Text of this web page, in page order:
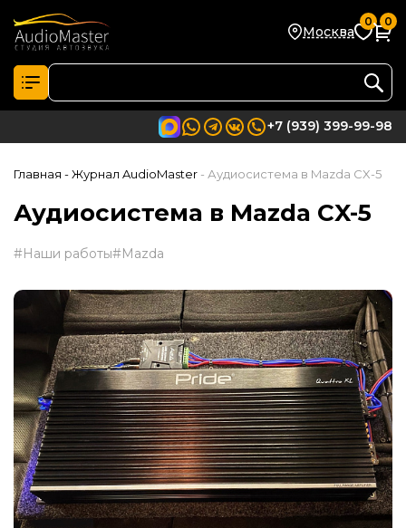
Москва
0 0
+7 (939) 399-99-98
Главная - Журнал AudioMaster - Аудиосистема в Mazda CX-5
Аудиосистема в Mazda CX-5
#Наши работы#Mazda